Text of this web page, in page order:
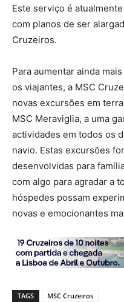
Este serviço é
com planos de ser
Cruzeiros.
Para aumentar ainda
os viajantes, a MSC
novas excursões em
MSC Meraviglia, a uma
actividades em todos os
navio. Estas excursões
desenvolvidas para
com algo para agradar a
hóspedes possam
novas e emocionantes
TAGS MSC Cruzeiros